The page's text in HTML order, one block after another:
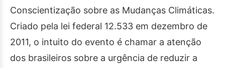
Conscientização sobre as Mudanças Climáticas.
Criado pela lei federal 12.533 em dezembro de
2011, o intuito do evento é chamar a atenção
dos brasileiros sobre a urgência de reduzir a